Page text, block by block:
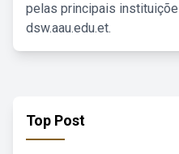
pelas principais
dsw.aau.edu.et.
Top Post